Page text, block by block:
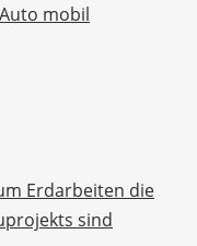
mobil
Erdarbeiten die
sind